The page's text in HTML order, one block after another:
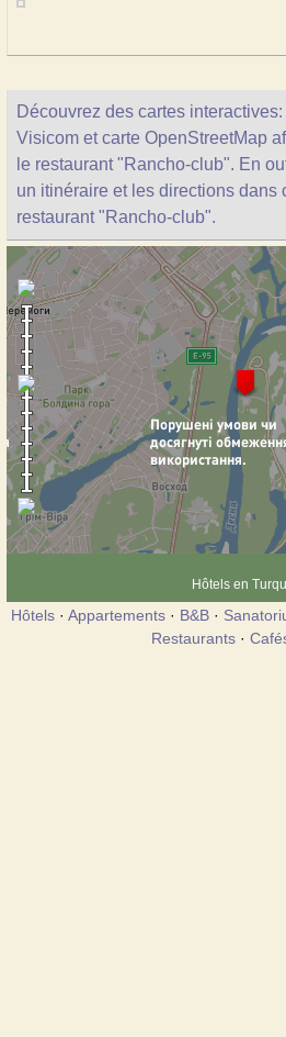
Découvrez des cartes
Visicom et carte OpenStreetMap
le restaurant "Rancho-club". En
un itinéraire et les directions dans
restaurant "Rancho-club".
Hôtels en
Hôtels · Appartements · B&B ·
Restaurants ·